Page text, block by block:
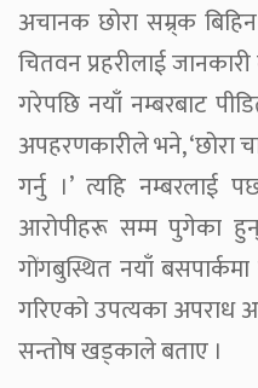
अचानक छोरा सम्र्क
चितवन प्रहरीलाई
गरेपछि नयाँ नम्बरबाट
अपहरणकारीले भने, ‘छोरा
गर्नु ।’ त्यहि
आरोपीहरू सम्म पुगेका
गोंगबुस्थित नयाँ
गरिएको उपत्यका अपराध
सन्तोष खड्काले बताए ।